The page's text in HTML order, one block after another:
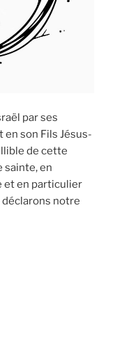
par ses
son Fils Jésus-
de cette
sainte, en
et en particulier
déclarons notre